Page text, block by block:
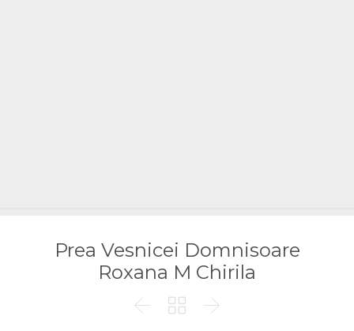
Prea Vesnicei Domnisoare
Roxana M Chirila
  